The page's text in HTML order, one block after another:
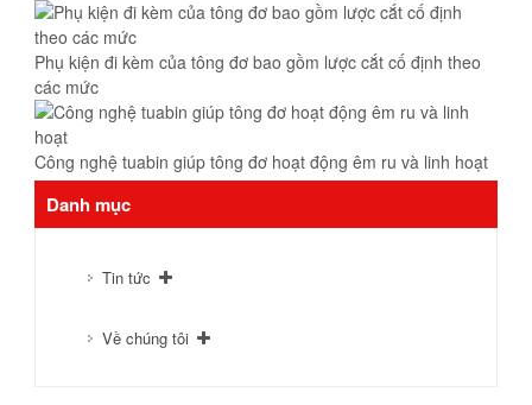
Phụ kiện đi kèm của tông đơ bao gồm lược cắt cố định theo
các mức
Công nghệ tuabin giúp tông đơ hoạt động êm ru và linh hoạt
Danh mục
Tin tức
Về chúng tôi